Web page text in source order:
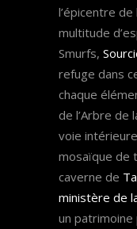
l’épicentre
multitude
Smurfs,
refuge dans
chaque
de l’Arbre de
voie
mosaïque de
caverne de
ministère de
un patrimoine